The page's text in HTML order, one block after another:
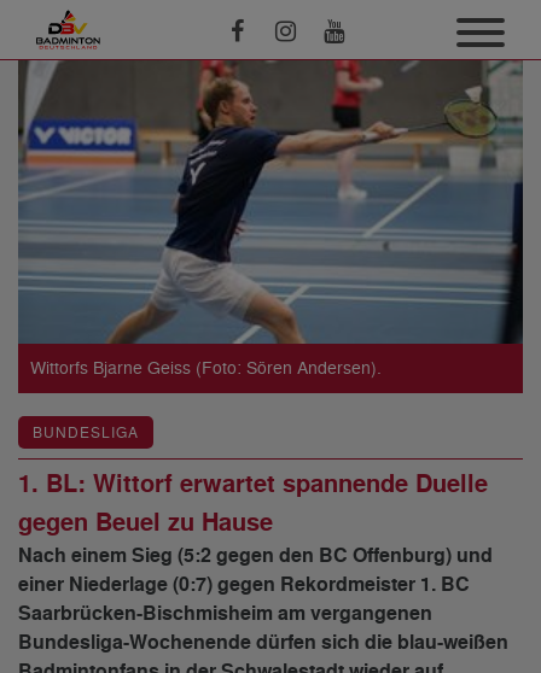
Wittorfs Bjarne Geiss (Foto: Sören Andersen).
BUNDESLIGA
1. BL: Wittorf erwartet spannende Duelle
gegen Beuel zu Hause
Nach einem Sieg (5:2 gegen den BC Offenburg) und
einer Niederlage (0:7) gegen Rekordmeister 1. BC
Saarbrücken-Bischmisheim am vergangenen
Bundesliga-Wochenende dürfen sich die blau-weißen